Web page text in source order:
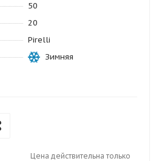
50
20
Pirelli
Зимняя
Цена действительна только